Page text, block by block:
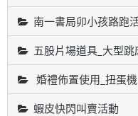
南一書局卯小孩路跑
五股片場道具_大型跳
婚禮佈置使用_扭蛋機
蝦皮快閃叫賣活動